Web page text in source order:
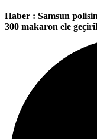
Haber : Samsun
300 makaron ele